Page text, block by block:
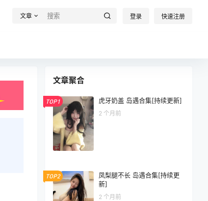
文章 登录 快速注册
文章聚合
TOP1 虎牙奶盖 岛遇合集[持续更新]
2 个月前
TOP2
凤梨腿不长 岛遇合集[持续更
新]
2 个月前